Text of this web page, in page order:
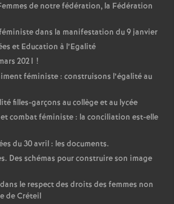
de notre fédération, la Fédération
dans la manifestation du 9 janvier
et Education à l’Egalité
2021 !
féministe : construisons l’égalité au
filles-garçons au collège et au lycée
combat féministe : la conciliation est-elle
du 30 avril : les documents.
Des schémas pour construire son image
le respect des droits des femmes non
de Créteil